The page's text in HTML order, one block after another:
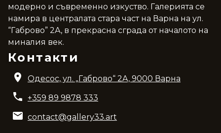
модерно и съвременно изкуство. Галерията се
намира в централата стара част на Варна на ул.
“Габрово” 2А, в прекрасна сграда от началото на
миналия век.
Контакти
Одесос, ул. „Габрово“ 2A, 9000 Варна
+359 89 9878 333
contact@gallery33.art